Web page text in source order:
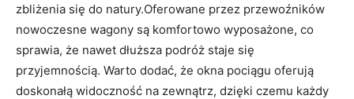
zbliżenia się do natury.Oferowane przez przewoźników
nowoczesne wagony są komfortowo ​wyposażone, co
sprawia, że nawet dłuższa podróż staje się
‌przyjemnością.‌ Warto ​dodać, że okna pociągu‍ oferują
doskonałą widoczność na zewnątrz, dzięki czemu każdy